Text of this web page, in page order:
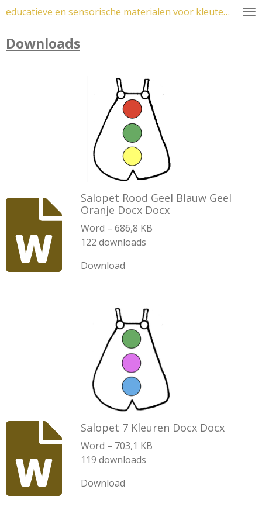
Ga
naar
de
educatieve en sensorische materialen voor kleuters
Downloads
Salopet Rood Geel Blauw Geel
Oranje Docx Docx
Word – 686,8 KB
122 downloads
Download
Salopet 7 Kleuren Docx Docx
Word – 703,1 KB
119 downloads
Download